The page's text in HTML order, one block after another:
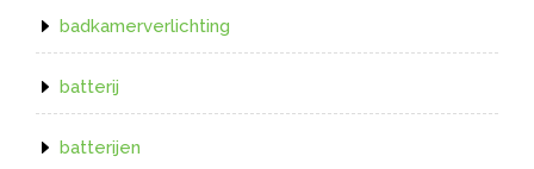
badkamerverlichting
batterij
batterijen